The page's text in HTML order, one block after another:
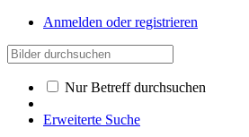
Anmelden oder registrieren
Nur Betreff durchsuchen
Erweiterte Suche